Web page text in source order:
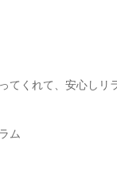
ってくれて、安心
ム